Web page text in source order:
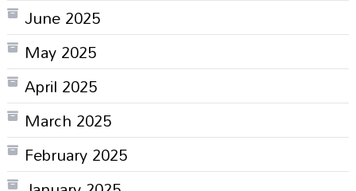
June 2025
May 2025
April 2025
March 2025
February 2025